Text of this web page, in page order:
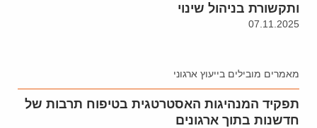
ותקשורת בניהול שינוי
07.11.2025
מאמרים מובילים בייעוץ ארגוני
תפקיד המנהיגות האסטרטגית בטיפוח תרבות של
חדשנות בתוך ארגונים